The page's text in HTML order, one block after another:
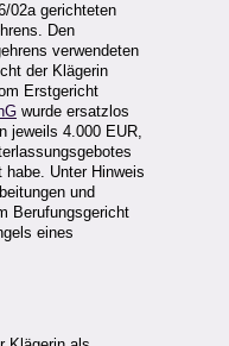
02a gerichteten
Den
verwendeten
der Klägerin
Erstgericht
wurde ersatzlos
jeweils 4.000 EUR,
Unter Hinweis
und
Berufungsgericht
eines